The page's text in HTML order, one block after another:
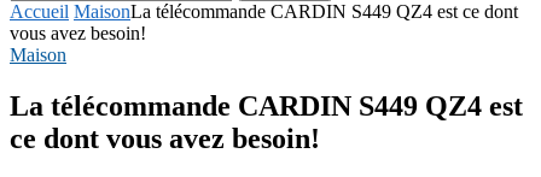
Accueil MaisonLa télécommande CARDIN S449 QZ4 est ce dont
vous avez besoin!
Maison
La télécommande CARDIN S449 QZ4 est
ce dont vous avez besoin!